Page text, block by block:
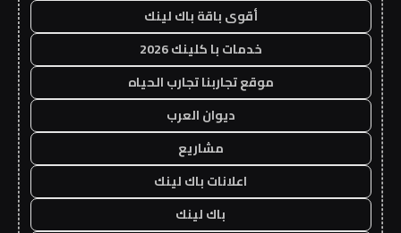
أقوى باقة باك لينك
خدمات با كلينك 2026
موقع تجاربنا تجارب الحياه
ديوان العرب
مشاريع
اعلانات باك لينك
باك لينك